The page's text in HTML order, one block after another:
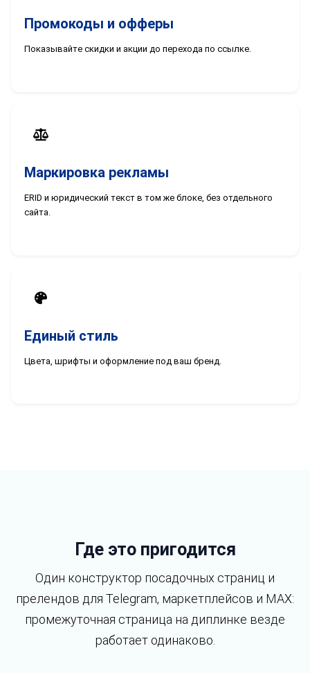
Промокоды и офферы
Показывайте скидки и акции до перехода по ссылке.
Маркировка рекламы
ERID и юридический текст в том же блоке, без отдельного
сайта.
Единый стиль
Цвета, шрифты и оформление под ваш бренд.
Где это пригодится
Один конструктор посадочных страниц и
прелендов для Telegram, маркетплейсов и MAX:
промежуточная страница на диплинке везде
работает одинаково.